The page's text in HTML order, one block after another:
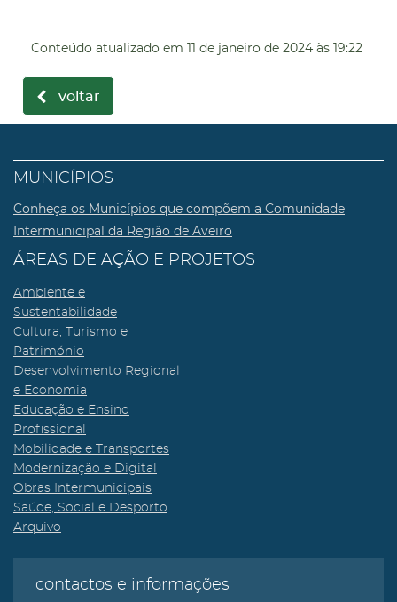
Conteúdo atualizado em 11 de janeiro de 2024 às 19:22
voltar
MUNICÍPIOS
Conheça os Municípios que compõem a Comunidade
Intermunicipal da Região de Aveiro
ÁREAS DE AÇÃO E PROJETOS
Ambiente e
Sustentabilidade
Cultura, Turismo e
Património
Desenvolvimento Regional
e Economia
Educação e Ensino
Profissional
Mobilidade e Transportes
Modernização e Digital
Obras Intermunicipais
Saúde, Social e Desporto
Arquivo
contactos e informações